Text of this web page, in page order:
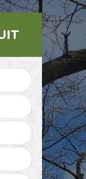
Dessouchage arbre et
haie 45